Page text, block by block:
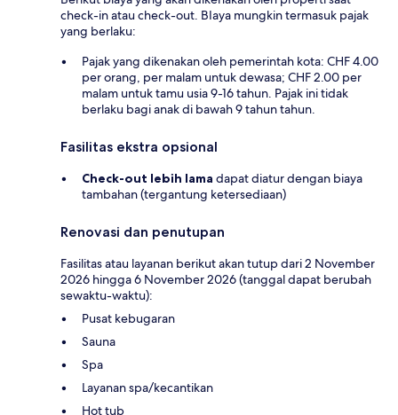
check-in atau check-out. BIaya mungkin termasuk pajak
yang berlaku:
Pajak yang dikenakan oleh pemerintah kota: CHF 4.00
per orang, per malam untuk dewasa; CHF 2.00 per
malam untuk tamu usia 9-16 tahun. Pajak ini tidak
berlaku bagi anak di bawah 9 tahun tahun.
Fasilitas ekstra opsional
Check-out lebih lama dapat diatur dengan biaya
tambahan (tergantung ketersediaan)
Renovasi dan penutupan
Fasilitas atau layanan berikut akan tutup dari 2 November
2026 hingga 6 November 2026 (tanggal dapat berubah
sewaktu-waktu):
Pusat kebugaran
Sauna
Spa
Layanan spa/kecantikan
Hot tub